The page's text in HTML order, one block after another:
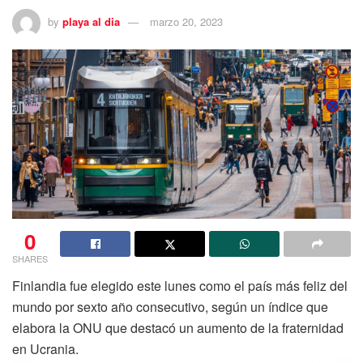
privado tanto a los afiliados, como a la sociedad en
general de hacerla pública.
También te puede interesar Leer
by playa al dia marzo 20, 2023
0
SHARES
Finlandia fue elegido este lunes como el país más feliz del
mundo por sexto año consecutivo, según un índice que
elabora la ONU que destacó un aumento de la fraternidad
en Ucrania.